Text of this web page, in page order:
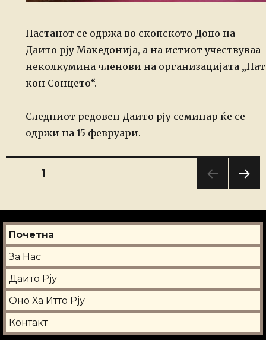
Настанот се одржа во скопското Доџо на
Даито рју Македонија, а на истиот учествуваа
неколкумина членови на организацијата „Пат
кон Сонцето“.
Следниот редовен Даито рју семинар ќе се
одржи на 15 февруари.
Навигација
написи
PAGE1
PAG
Почетна
За Нас
Даито Рју
Оно Ха Итто Рју
Контакт